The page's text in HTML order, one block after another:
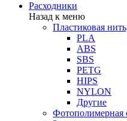
Расходники
Назад к меню
Пластиковая
PLA
ABS
SBS
PETG
HIPS
NYLON
Другие
Фотополимерная